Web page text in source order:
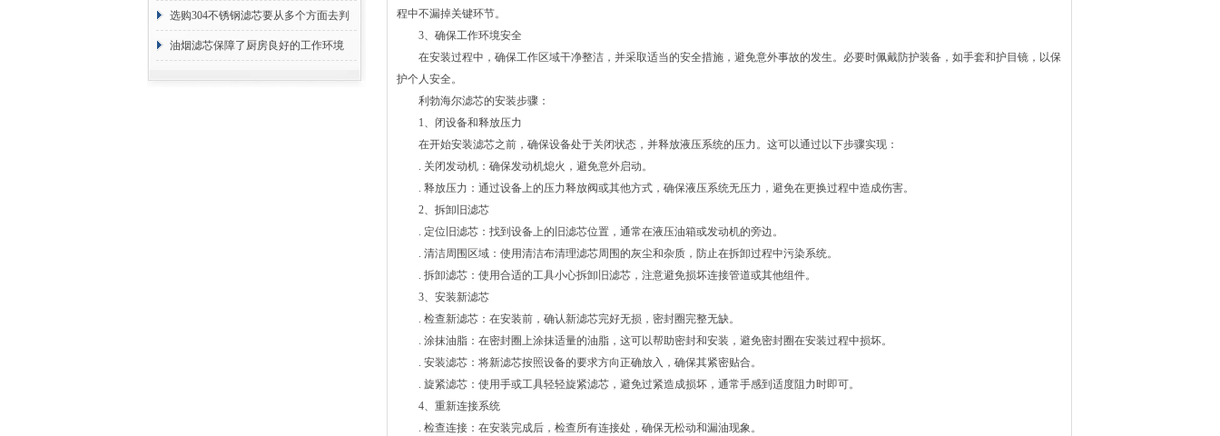
选购304不锈钢滤芯要从多个方面去判
断
油烟滤芯保障了厨房良好的工作环境
程中不漏掉关键环节。
3、确保工作环境安全
在安装过程中，确保工作区域干净整洁，并采取适当的安全措施，避免意外事故的发生。必要时佩戴防护装备，如手套和护目镜，以保
护个人安全。
利勃海尔滤芯的安装步骤：
1、闭设备和释放压力
在开始安装滤芯之前，确保设备处于关闭状态，并释放液压系统的压力。这可以通过以下步骤实现：
. 关闭发动机：确保发动机熄火，避免意外启动。
. 释放压力：通过设备上的压力释放阀或其他方式，确保液压系统无压力，避免在更换过程中造成伤害。
2、拆卸旧滤芯
. 定位旧滤芯：找到设备上的旧滤芯位置，通常在液压油箱或发动机的旁边。
. 清洁周围区域：使用清洁布清理滤芯周围的灰尘和杂质，防止在拆卸过程中污染系统。
. 拆卸滤芯：使用合适的工具小心拆卸旧滤芯，注意避免损坏连接管道或其他组件。
3、安装新滤芯
. 检查新滤芯：在安装前，确认新滤芯完好无损，密封圈完整无缺。
. 涂抹油脂：在密封圈上涂抹适量的油脂，这可以帮助密封和安装，避免密封圈在安装过程中损坏。
. 安装滤芯：将新滤芯按照设备的要求方向正确放入，确保其紧密贴合。
. 旋紧滤芯：使用手或工具轻轻旋紧滤芯，避免过紧造成损坏，通常手感到适度阻力时即可。
4、重新连接系统
. 检查连接：在安装完成后，检查所有连接处，确保无松动和漏油现象。